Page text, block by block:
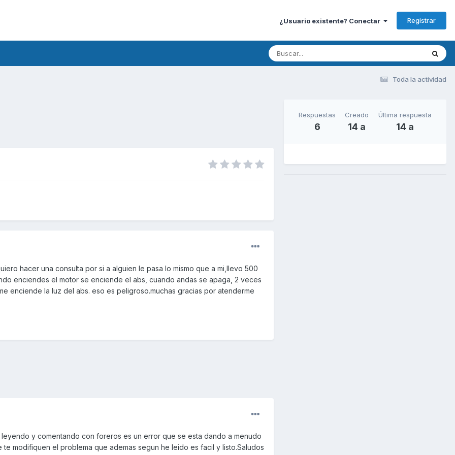
¿Usuario existente? Conectar Registrar
Toda la actividad
hacer una consulta por si a alguien le pasa lo mismo que a mi,llevo 500
enciendes el motor se enciende el abs, cuando andas se apaga, 2 veces
enciende la luz del abs. eso es peligroso.muchas gracias por atenderme
y comentando con foreros es un error que se esta dando a menudo
te modifiquen el problema que ademas segun he leido es facil y listo.Saludos
Respuestas
6
Creado
14 a
Última respuesta
14 a